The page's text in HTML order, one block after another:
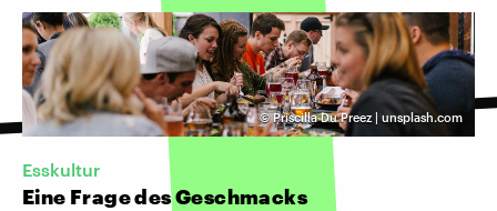
©Priscilla Du Preez | unsplash.com
Esskultur
Eine Frage des Geschmacks